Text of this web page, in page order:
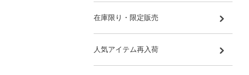
在庫限り・限定販売
人気アイテム再入荷